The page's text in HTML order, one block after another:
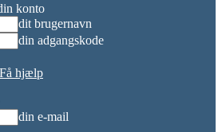
konto
dit brugernavn
din adgangskode
hjælp
din e-mail